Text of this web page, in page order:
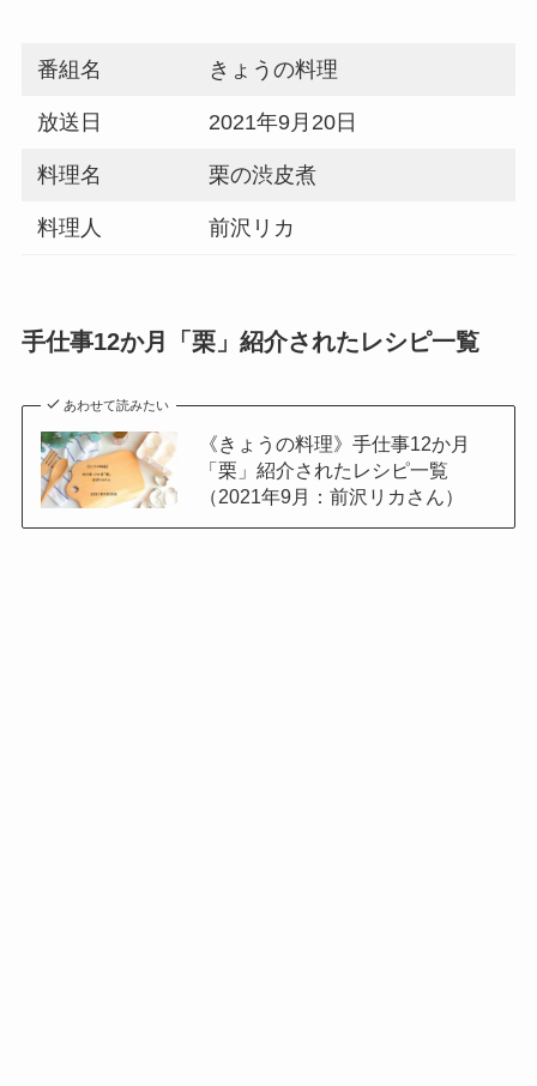
番組名 きょうの料理
放送日 2021年9月20日
料理名 栗の渋皮煮
料理人 前沢リカ
手仕事12か月「栗」紹介されたレシピ一覧
あわせて読みたい
《きょうの料理》手仕事12か月
「栗」紹介されたレシピ一覧
（2021年9月：前沢リカさん）